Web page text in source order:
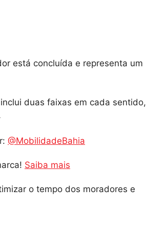
está concluída e representa um
duas faixas em cada sentido,
@MobilidadeBahia
Saiba mais
o tempo dos moradores e